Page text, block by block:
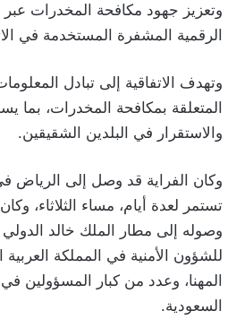
وتعزيز جهود مكافحة المخدرات عبر
الرقمية المشفرة المستخدمة في
وتهدف الاتفاقية إلى تبادل
المتعلقة بمكافحة المخدرات، بما
والاستقرار في البلدين الشقيقين.
وكان الفراية قد وصل إلى الرياض
تستمر لعدة أيام، مساء الثلاثاء،
وصوله إلى مطار الملك خالد الدولي
للشؤون الأمنية في المملكة
المهنا، وعدد من كبار المسؤولين في
السعودية.